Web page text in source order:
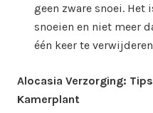
geen zware snoei.
snoeien en niet meer
één keer te
Alocasia Verzorging:
Kamerplant